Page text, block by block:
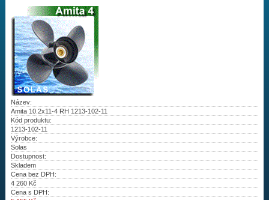
Drážky na hřídeli:
Najít vrtuli
Motory
Vrtule
Kontakty
Aktuality
Název:
Amita 10.2x11-4 RH 1213-102-11
Kód produktu:
1213-102-11
Výrobce:
Solas
Dostupnost:
Skladem
Cena bez DPH:
4 260Kč
Cena s DPH: